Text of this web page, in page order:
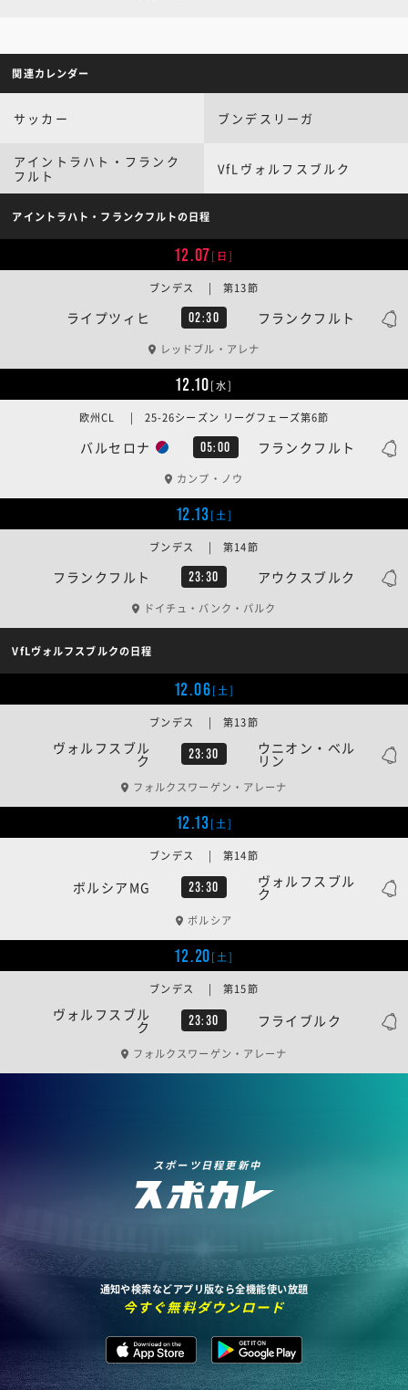
関連カレンダー
サッカー ブンデスリーガ
アイントラハト・フランク
フルト
VfLヴォルフスブルク
アイントラハト・フランクフルトの日程
12.07[日]
ライプツィヒ 02:30 フランクフルト
ブンデス | 第13節
レッドブル・アレナ
12.10[水]
バルセロナ 05:00 フランクフルト
欧州CL | 25-26シーズン リーグフェーズ第6節
カンプ・ノウ
12.13[土]
フランクフルト 23:30 アウクスブルク
ブンデス | 第14節
ドイチュ・バンク・パルク
VfLヴォルフスブルクの日程
12.06[土]
ヴォルフスブル
ク 23:30 ウニオン・ベル
リン
ブンデス | 第13節
フォルクスワーゲン・アレーナ
12.13[土]
ボルシアMG 23:30 ヴォルフスブル
ク
ブンデス | 第14節
ボルシア
12.20[土]
ヴォルフスブル
ク 23:30 フライブルク
ブンデス | 第15節
フォルクスワーゲン・アレーナ
スポーツ日程更新中
通知や検索などアプリ版なら全機能使い放題
今すぐ無料ダウンロード